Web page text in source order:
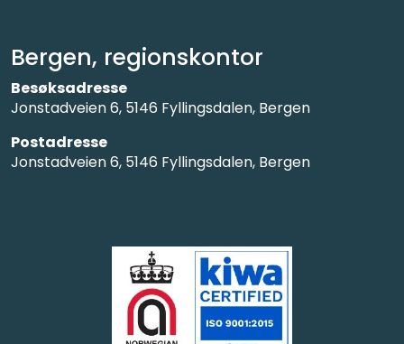
Bergen, regionskontor
Besøksadresse
Jonstadveien 6, 5146 Fyllingsdalen, Bergen
Postadresse
Jonstadveien 6, 5146 Fyllingsdalen, Bergen